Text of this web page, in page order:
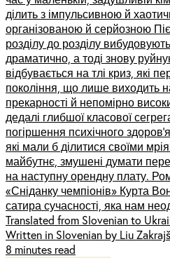
ділить з імпульсивною й
організованою й серйозною
розділу до розділу
драматично, а тоді знову
відбувається на тлі криз, які
покоління, що лише виходить
прекарності й непомірно
дедалі глибшої класової
погіршення психічного
які мали б ділитися своїми
майбутнє, змушені думати
на наступну орендну плату.
«Сніданку чемпіонів» Курта
сатира сучасності, яка нам
Translated from Slovenian to
Written in Slovenian by Liu
8 minutes read